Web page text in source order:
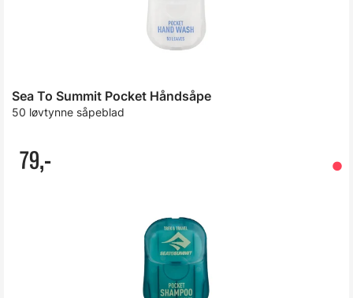
Sea To Summit Pocket Håndsåpe
50 løvtynne såpeblad
79,-